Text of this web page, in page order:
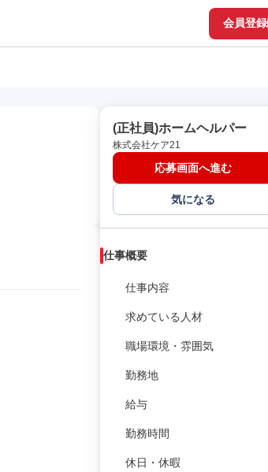
会員登録
(正社員)ホームヘルパー
株式会社ケア21
応募画面へ進む
気になる
仕事概要
仕事内容
求めている人材
職場環境・雰囲気
勤務地
給与
勤務時間
休日・休暇